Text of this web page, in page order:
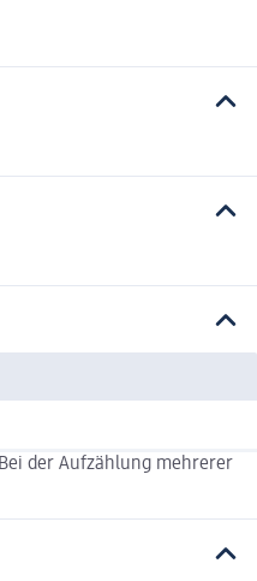
der Aufzählung mehrerer